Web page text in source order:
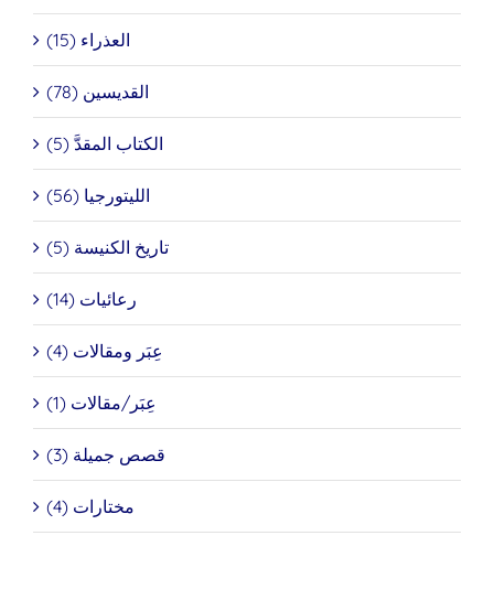
العذراء (15)
القديسين (78)
الكتاب المقدَّ (5)
الليتورجيا (56)
تاريخ الكنيسة (5)
رعائيات (14)
عِبَر ومقالات (4)
عِبَر/مقالات (1)
قصص جميلة (3)
مختارات (4)